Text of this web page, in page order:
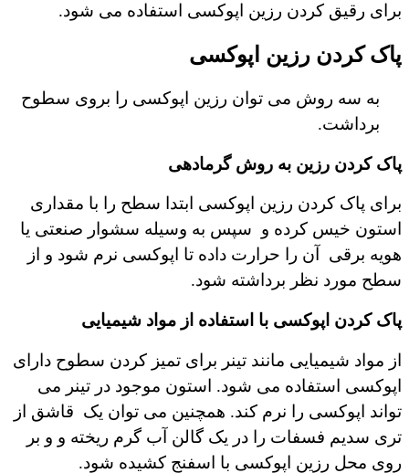
برای رقیق کردن رزین اپوکسی استفاده می شود.
پاک کردن رزین اپوکسی
به سه روش می توان رزین اپوکسی را بروی سطوح
برداشت.
پاک کردن رزین به روش گرمادهی
برای پاک کردن رزین اپوکسی ابتدا سطح را با مقداری
استون خیس کرده و سپس به وسیله سشوار صنعتی یا
هویه برقی
آن را حرارت داده تا اپوکسی نرم شود و از
سطح مورد نظر برداشته شود.
پاک کردن اپوکسی با استفاده از مواد شیمیایی
از مواد شیمیایی مانند تینر برای تمیز کردن سطوح دارای
اپوکسی استفاده می شود. استون موجود در تینر می
تواند اپوکسی را نرم کند. همچنین می توان یک قاشق از
تری سدیم فسفات را در یک گالن آب گرم ریخته و و بر
روی محل رزین اپوکسی با اسفنج کشیده شود.